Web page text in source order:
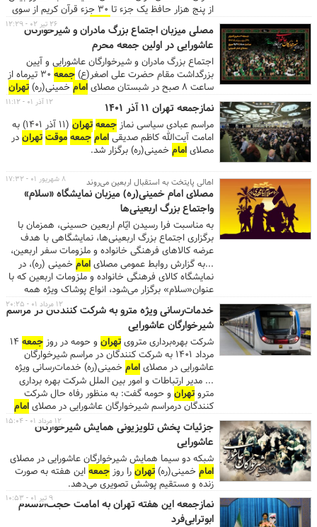
از پنج هزار حافظ یک جزء تا ۳۰ جزء قرآن کریم از سوی
اداره تبلیغات اسلامی استان
تهران برگزار می‌شود.
...اجتماع حافظان قرآن کریم استانتهرانجمعه ، ۱۹
آبان‌ماه، از ساعت ۱۴:۳۰ در مصلای
خواهد شد. ...
مصلی میزبان اجتماع بزرگ مادران و شیرخوارگان
عاشورایی در اولین جمعه محرم
اجتماع بزرگ مادران و شیرخوارگان عاشورایی و آیین
بزرگداشت مقام حضرت علی اصغر(ع)جمعه
۳۰ تیرماه از
ساعت ۸ صبح در شبستان مصلای
امامخمینی(ره)تهران
برگزار می‌شود
۲۶ تیر ۰۲ - ۱۲:۲۹
نمازجمعه تهران ۱۱ آذر ۱۴۰۱
مراسم عبادی سیاسی نمازجمعهتهران
(۱۱ آذر ۱۴۰۱) به
امامت آیت‌الله کاظم صدیقیامامجمعهموقتتهراندر
مصلایامامخمینی(ره) برگزار شد.
۱۲ آذر ۰۱ - ۱۱:۱۲
اهالی پایتخت به استقبال اربعین می‌روند
مصلای امام خمینی(ره) میزبان نمایشگاه «سلام»
واجتماع بزرگ اربعینی‌ها
به مناسبت فرا رسیدن ایّام اربعین حسینی، همزمان با
برگزاری اجتماع بزرگ اربعینی‌ها، نمایشگاهی با هدف
عرضه کالاهای فرهنگی خانواده و ملزومات سفر اربعین،
از ۹ تا ۱۴ شهریور ماه در طبقه اول شبستان شرقی
مصلای امام خمینی(ره) برگزار خواهد شد.
...به گزارش روابط عمومی مصلایامامخمینی (ره)، در
نمایشگاه کالای فرهنگی خانواده و ملزومات اربعین که با
عنوان«سلام» برگزار می‌شود، انواع پوشاک ویژه همه
اعضای خانواده، کتیبه‌ها و اقلام فرهنگی، لوازم سفر
آسان و هدایای فرهنگی مرتبط با راهپیمایی اربعین عرضه
۱۷:۳۰ تا ۲۰ آیین بدرقه خادمان و زائران راهپیمایی
جهانی اربعین در صحن مرکزی مصلایتهرانبرپا می‌شود.
ساعات بازدید از نمایشگاه سلام هر روز از ساعت ۱۷ تا
۲۲ است و این نمایشگاه روز
جمعه
از ساعت ۱۵، میزبان
همه علاقه‌مندان خواهد بود. ...
۸ شهریور ۰۱ - ۱۷:۳۲
­خدمات‌رسانی ویژه مترو به شرکت کنندگان در مراسم
شیرخوارگان عاشورایی
شرکت بهره‌برداری مترویتهران و حومه در روزجمعه ۱۴
مرداد ۱۴۰۱ به شرکت کنندگان در مراسم شیرخوارگان
عاشورایی در مصلایامامخمینی(ره) خدمات‌رسانی ویژه
می‌کند.
... مدیر ارتباطات و امور بین الملل شرکت بهره برداری
متروتهران و حومه گفت: به منظور رفاه حال شرکت
کنندگان درمراسم شیرخوارگان عاشورایی در مصلایامام
خمینی(ره)، سرویس دهی در تمامی خطوط یک، دو، سه،
چهار، پنج، شش و هفت از ساعت ۶ صبح
جمعه
خرداد آغاز می‌شود و شهروندان به ایستگاه‌های مصلای
امامخمینی(ره) و شهید بهشتی درخط یک و سه مترو
منتقل می‌شوند. احسان حامد مقدم افزود: در روزجمعه
۱۴ خرداد، سرفاصله حرکت قطارها از ابتدای صبح تا
ساعت ۱۰:۳۰ در خط یک از ۷ به ۵ دقیقه و درخط سه از
۱۰ به ۶ دقیقه کاهش می‌یابد. ...
۱۲ مرداد ۰۱ - ۲۰:۲۵
جزئیات پخش تلویزیونی همایش شیرخوارگان
عاشورایی
شبکه دو سیما همایش شیرخوارگان عاشورایی در مصلای
امامخمینی(ره)تهرانرا روزجمعهاین هفته به صورت
زنده و مستقیم پوشش تصویری می‌دهد.
۱۲ مرداد ۰۱ - ۱۵:۰۴
نمازجمعه این هفته تهران به امامت حجت‌الاسلام
ابوترابی‌فرد
۹ تیر ۰۱ - ۱۰:۵۳